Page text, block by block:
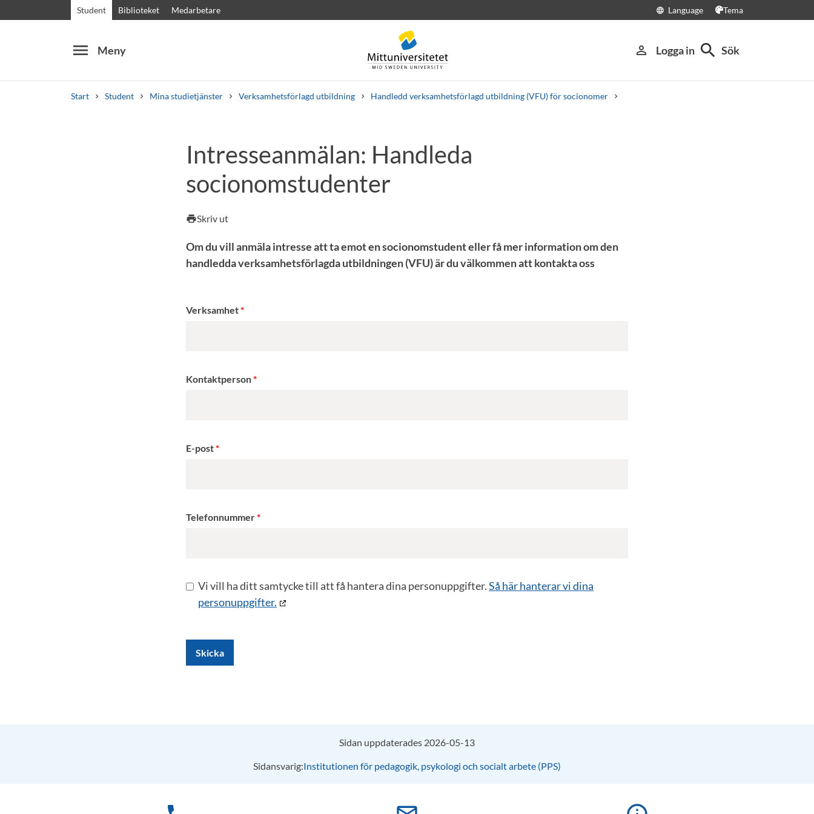
Student Biblioteket Medarbetare language Language Tema
menu Meny person_outline Logga in search Sök
Start Student Mina studietjänster Verksamhetsförlagd utbildning Handledd verksamhetsförlagd utbildning (VFU) för socionomer
Kursplaner Välkomstbrev Personal Lediga jobb
Intresseanmälan: Handleda
socionomstudenter
printSkriv ut
Om du vill anmäla intresse att ta emot en socionomstudent eller få mer information om den
handledda verksamhetsförlagda utbildningen (VFU) är du välkommen att kontakta oss
Verksamhet
Kontaktperson
E-post
Telefonnummer
Vi vill ha ditt samtycke till att få hantera dina personuppgifter.Så här hanterar vi dina
personuppgifter.
Skicka
Sidan uppdaterades 2026-05-13
Sidansvarig:Institutionen för pedagogik, psykologi och socialt arbete (PPS)